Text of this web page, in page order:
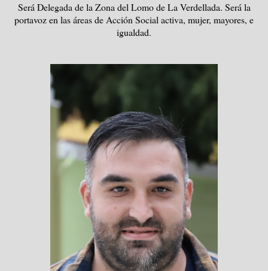
Será Delegada de la Zona del Lomo de La Verdellada. Será la
portavoz en las áreas de Acción Social activa, mujer, mayores, e
igualdad.